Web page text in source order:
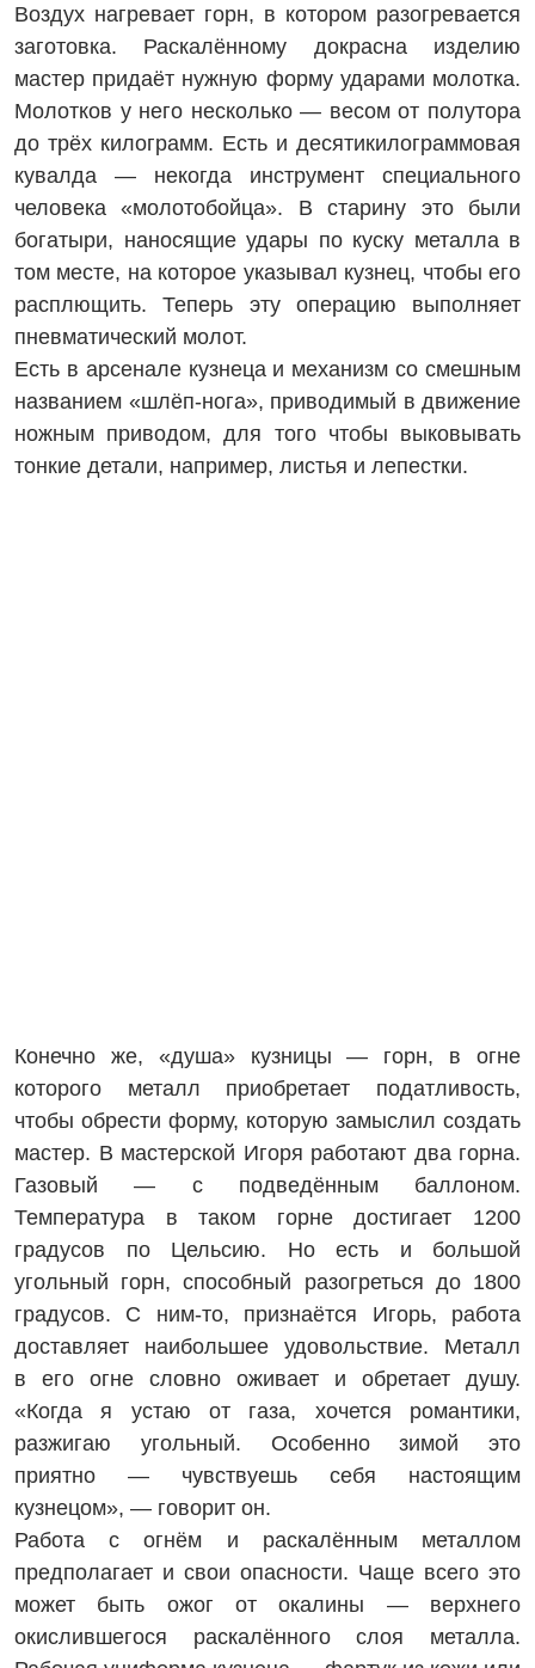
Воздух нагревает горн, в котором разогревается
заготовка. Раскалённому докрасна изделию
мастер придаёт нужную форму ударами молотка.
Молотков у него несколько — весом от полутора
до трёх килограмм. Есть и десятикилограммовая
кувалда — некогда инструмент специального
человека «молотобойца». В старину это были
богатыри, наносящие удары по куску металла в
том месте, на которое указывал кузнец, чтобы его
расплющить. Теперь эту операцию выполняет
пневмати­ческий молот.
Есть в арсенале кузнеца и механизм со смешным
названием «шлёп-нога», приводимый в движение
ножным приводом, для того чтобы выковывать
тонкие детали, например, листья и лепестки.
Конечно же, «душа» кузницы — горн, в огне
которого металл приобретает податливость,
чтобы обрести форму, которую замыслил создать
мастер. В мастерской Игоря работают два горна.
Газовый — с подведённым баллоном.
Температура в таком горне достигает 1200
градусов по Цельсию. Но есть и большой
угольный горн, способный разогреться до 1800
градусов. С ним-то, признаётся Игорь, работа
доставляет наибольшее удовольствие. Металл
в его огне словно оживает и обретает душу.
«Когда я устаю от газа, хочется романтики,
разжигаю угольный. Особенно зимой это
приятно — чувствуешь себя настоящим
кузнецом», — говорит он.
Работа с огнём и раскалённым металлом
предполагает и свои опасности. Чаще всего это
может быть ожог от окалины — верхнего
окислившегося раскалённого слоя металла.